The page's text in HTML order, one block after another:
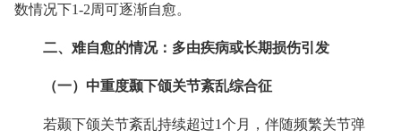
数情况下1-2周可逐渐自愈。
二、难自愈的情况：多由疾病或长期损伤引发
（一）中重度颞下颌关节紊乱综合征
若颞下颌关节紊乱持续超过1个月，伴随频繁关节弹